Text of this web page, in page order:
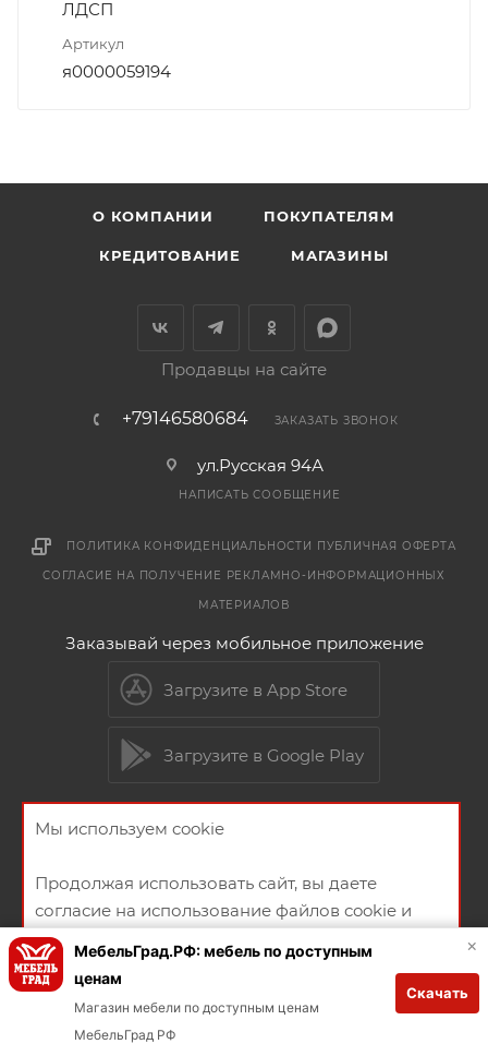
ЛДСП
Артикул
я0000059194
О КОМПАНИИ ПОКУПАТЕЛЯМ
КРЕДИТОВАНИЕ МАГАЗИНЫ
Продавцы на сайте
+79146580684 ЗАКАЗАТЬ ЗВОНОК
ул.Русская 94А
НАПИСАТЬ СООБЩЕНИЕ
ПОЛИТИКА КОНФИДЕНЦИАЛЬНОСТИ ПУБЛИЧНАЯ ОФЕРТА
СОГЛАСИЕ НА ПОЛУЧЕНИЕ РЕКЛАМНО-ИНФОРМАЦИОННЫХ
МАТЕРИАЛОВ
Заказывай через мобильное приложение
Загрузите в App Store
Загрузите в Google Play
Мы используем cookie
Продолжая использовать сайт, вы даете
согласие на использование файлов cookie и
политикой конфиденциальности
ХОРОШО
×
МебельГрад.РФ: мебель по доступным
ценам
Магазин мебели по доступным ценам
МебельГрад РФ
Скачать